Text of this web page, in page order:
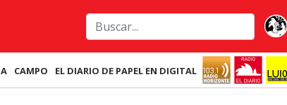
CAMPO EL DIARIO DE PAPEL EN DIGITAL